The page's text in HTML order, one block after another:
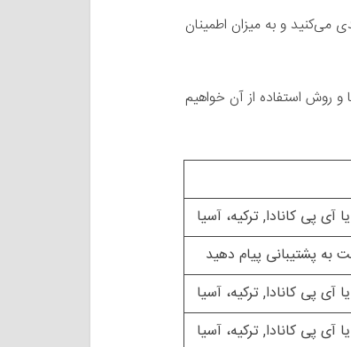
می‌کنید و به میزان اطمینان
و روش استفاده از آن خواهیم
آی پی کانادا, ترکیه، آسیا
به پشتیبانی پیام دهید
آی پی کانادا, ترکیه، آسیا
آی پی کانادا, ترکیه، آسیا